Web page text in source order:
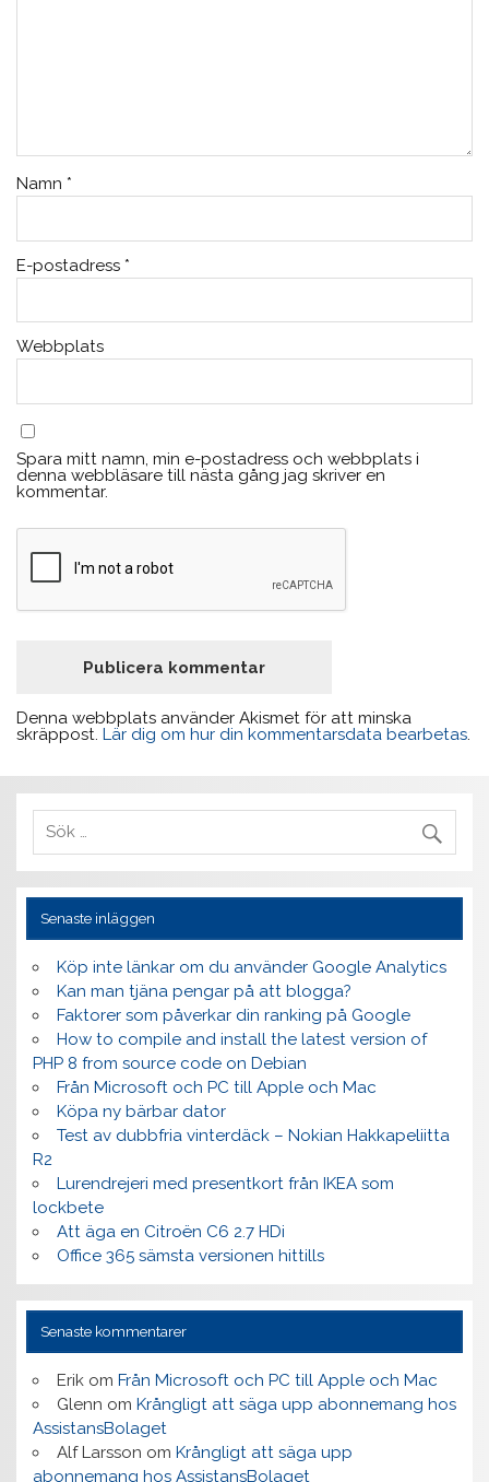
Namn *
E-postadress *
Webbplats
Spara mitt namn, min e-postadress och webbplats i
denna webbläsare till nästa gång jag skriver en
kommentar.
Denna webbplats använder Akismet för att minska
skräppost.Lär dig om hur din kommentarsdata bearbetas.
Senaste inläggen
Köp inte länkar om du använder Google Analytics
Kan man tjäna pengar på att blogga?
Faktorer som påverkar din ranking på Google
How to compile and install the latest version of
PHP 8 from source code on Debian
Från Microsoft och PC till Apple och Mac
Köpa ny bärbar dator
Test av dubbfria vinterdäck – Nokian Hakkapeliitta
R2
Lurendrejeri med presentkort från IKEA som
lockbete
Att äga en Citroën C6 2.7 HDi
Office 365 sämsta versionen hittills
Senaste kommentarer
Erikom Från Microsoft och PC till Apple och Mac
Glenn om Krångligt att säga upp abonnemang hos
AssistansBolaget
Alf Larsson om Krångligt att säga upp
abonnemang hos AssistansBolaget